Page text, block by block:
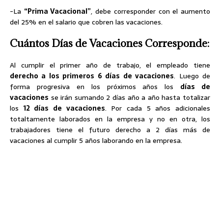
-La “Prima Vacacional”, debe corresponder con el aumento
del 25% en el salario que cobren las vacaciones.
Cuántos Días de Vacaciones Corresponde:
Al cumplir el primer año de trabajo, el empleado tiene
derecho a los primeros 6 días de vacaciones. Luego de
forma progresiva en los próximos años los días de
vacaciones se irán sumando 2 días año a año hasta totalizar
los 12 días de vacaciones. Por cada 5 años adicionales
totaltamente laborados en la empresa y no en otra, los
trabajadores tiene el futuro derecho a 2 días más de
vacaciones al cumplir 5 años laborando en la empresa.